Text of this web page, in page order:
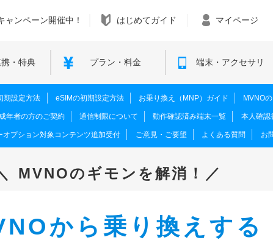
ャンペーン開催中！ はじめてガイド マイページ
・特典 プラン・料金 端末・アクセサリ
期設定方法 eSIMの初期設定方法 お乗り換え（MNP）ガイド MVNO
年者の方のご契約 通信制限について 動作確認済み端末一覧 本人確認
プション対象コンテンツ追加受付 ご意見・ご要望 よくある質問 お
MVNOのギモンを解消！
から乗り換えする